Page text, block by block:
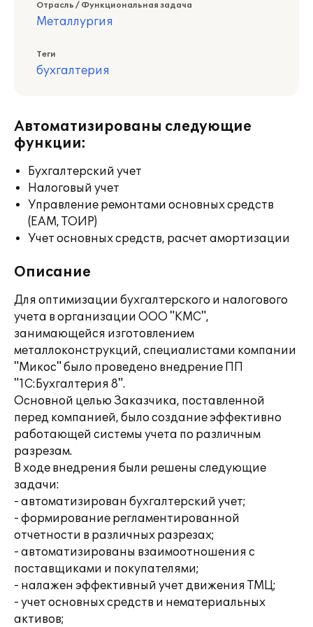
Отрасль / Функциональная задача
Металлургия
Теги
бухгалтерия
Автоматизированы следующие
функции:
Бухгалтерский учет
Налоговый учет
Управление ремонтами основных средств
(EAM, ТОИР)
Учет основных средств, расчет амортизации
Описание
Для оптимизации бухгалтерского и налогового
учета в организации ООО "КМС",
занимающейся изготовлением
металлоконструкций, специалистами компании
"Микос" было проведено внедрение ПП
"1С:Бухгалтерия 8".
Основной целью Заказчика, поставленной
перед компанией, было создание эффективно
работающей системы учета по различным
разрезам.
В ходе внедрения были решены следующие
задачи:
- автоматизирован бухгалтерский учет;
- формирование регламентированной
отчетности в различных разрезах;
- автоматизированы взаимоотношения с
поставщиками и покупателями;
- налажен эффективный учет движения ТМЦ;
- учет основных средств и нематериальных
активов;